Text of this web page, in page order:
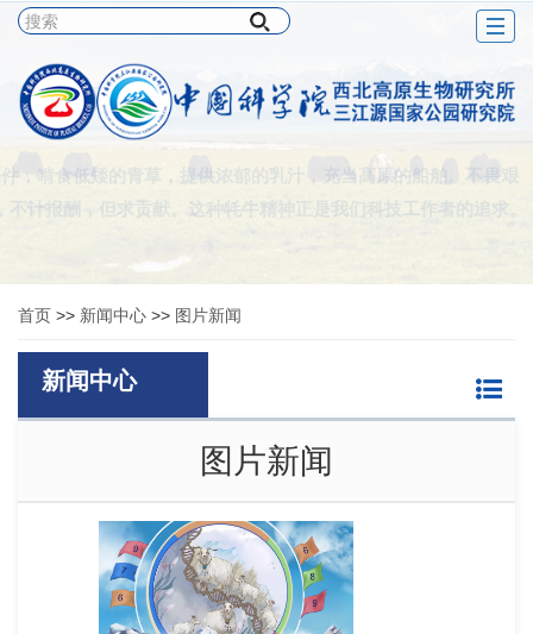
，啃食低矮的青草，提供浓郁的乳汁，充当高原的船舶。不畏艰
不计报酬，但求贡献。这种牦牛精神正是我们科技工作者的追求。
首页 >> 新闻中心 >> 图片新闻
新闻中心
图片新闻